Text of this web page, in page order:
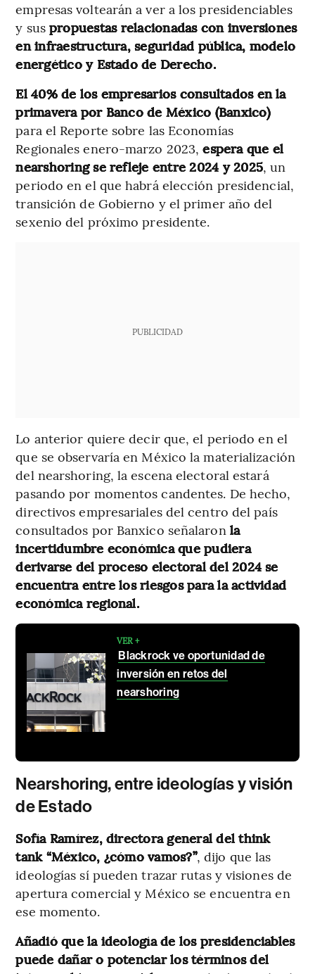
empresas voltearán a ver a los presidenciables
y sus propuestas relacionadas con inversiones
en infraestructura, seguridad pública, modelo
energético y Estado de Derecho.
El 40% de los empresarios consultados en la
primavera por Banco de México (Banxico)
para el Reporte sobre las Economías
Regionales enero-marzo 2023,espera que el
nearshoring se refleje entre 2024 y 2025, un
periodo en el que habrá elección presidencial,
transición de Gobierno y el primer año del
sexenio del próximo presidente.
PUBLICIDAD
Lo anterior quiere decir que, el periodo en el
que se observaría en México la materialización
del nearshoring, la escena electoral estará
pasando por momentos candentes. De hecho,
directivos empresariales del centro del país
consultados por Banxico señalaron la
incertidumbre económica que pudiera
derivarse del proceso electoral del 2024 se
encuentra entre los riesgos para la actividad
económica regional.
VER +
Blackrock ve oportunidad de
inversión en retos del
nearshoring
Nearshoring, entre ideologías y visión
de Estado
Sofía Ramírez, directora general del think
tank “México, ¿cómo vamos?”, dijo que las
ideologías sí pueden trazar rutas y visiones de
apertura comercial y México se encuentra en
ese momento.
Añadió que la ideología de los presidenciables
puede dañar o potenciar los términos del